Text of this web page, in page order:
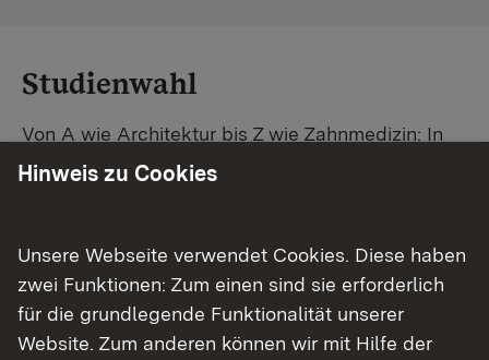
Studienwahl
Von A wie Architektur bis Z wie Zahnmedizin: In
Baden-Württemberg warten unzählige
Studiengangsuche schnell den passenden
Studienplatz. Außerdem gibt's eine Schritt-für-
Schritt-Anleitung zu deinem Traum-Studium.
Hinweis zu Cookies
Unsere Webseite verwendet Cookies. Diese haben
zwei Funktionen: Zum einen sind sie erforderlich
für die grundlegende Funktionalität unserer
Website. Zum anderen können wir mit Hilfe der